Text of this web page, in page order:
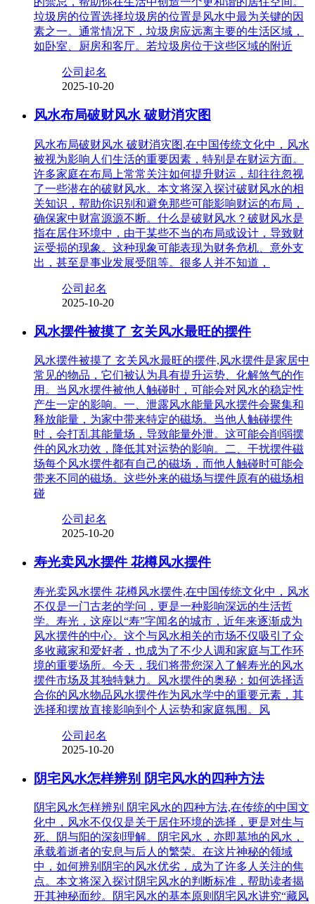
垃圾房的位置选择垃圾房的位置是风水中最为关键的因
素之一。通常情况下，垃圾房应远离主要的生活区域，
如卧室、厨房和客厅。若垃圾房位于这些区域的附近
公司起名
2025-10-20
风水布局破财风水 破财消灾图
风水布局破财风水 破财消灾图,在中国传统文化中，风水
被视为影响人们生活的重要因素，特别是在财运方面。
许多家庭在布局上常常关注如何提升财运，却往往忽视
了一些潜在的破财风水。本文将深入探讨破财风水的相
关知识，帮助你识别和避免那些可能影响财运的布局，
确保家中财富源源不断。什么是破财风水？破财风水是
指在居住环境中，由于某些不当的布局或设计，导致财
运受损的现象。这种现象可能表现为财务危机、意外支
出，甚至是事业发展受阻等。很多人并不知道，
公司起名
2025-10-20
风水摆件被摸了 玄关风水最旺的摆件
风水摆件被摸了 玄关风水最旺的摆件,风水摆件是家居中
常见的物品，它们被认为具有提升运势、化解煞气的作
用。当风水摆件被他人触碰时，可能会对风水的稳定性
产生一定的影响。一、泄露风水能量风水摆件会聚集和
释放能量，为家中带来特定的磁场。当他人触碰摆件
时，会打乱其能量场，导致能量外泄。这可能会削弱摆
件的风水功效，降低其对运势的影响。二、干扰摆件磁
场每个风水摆件都有自己的磁场，而他人触碰时可能会
带来不同的磁场。这些外来的磁场与摆件原有的磁场相
碰
公司起名
2025-10-20
寿光卖风水摆件 花樽风水摆件
寿光卖风水摆件 花樽风水摆件,在中国传统文化中，风水
不仅是一门古老的学问，更是一种影响深远的生活哲
学。寿光，这座以“寿”字闻名的城市，近年来逐渐成为
风水摆件的中心。这个与风水相关的市场不仅吸引了众
多收藏家和爱好者，也成为了不少人调和家庭与工作环
境的重要场所。今天，我们将带您深入了解寿光的风水
摆件市场及其独特魅力。风水摆件的奥秘：如何选择适
合你的风水物品风水摆件作为风水学中的重要元素，其
选择和摆放直接影响到个人运势和家庭氛围。风
公司起名
2025-10-20
阴宅风水怎样辨别 阴宅风水的四种方法
阴宅风水怎样辨别 阴宅风水的四种方法,在传统的中国文
化中，风水不仅仅是关于居住环境的选择，更是对生与
死、阴与阳的深刻理解。阴宅风水，亦即墓地的风水，
承载着逝者的安息与后人的繁荣。在这片神秘的领域
中，如何辨别阴宅的风水优劣，成为了许多人关注的焦
点。本文将深入探讨阴宅风水的判断标准，帮助读者揭
开其神秘面纱。阴宅风水的基本原则阴宅风水讲究“藏风